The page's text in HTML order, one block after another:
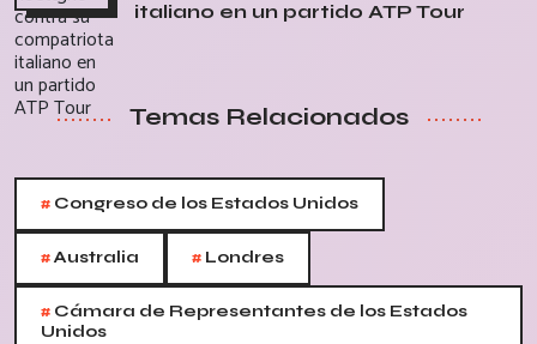
italiano en un partido ATP Tour
Temas Relacionados
# Congreso de los Estados Unidos
#Australia # Londres
# Cámara de Representantes de los Estados
Unidos